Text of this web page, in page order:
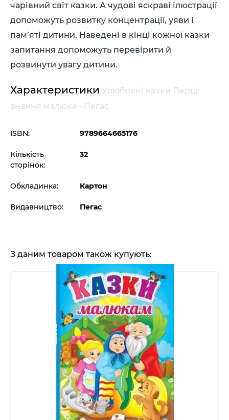
чарівний світ казки. А чудові яскраві ілюстрації
допоможуть розвитку концентрації, уяви і
пам’яті дитини. Наведені в кінці кожної казки
запитання допоможуть перевірити й
розвинути увагу дитини.
Характеристики Улюблені казки Перші
знання малюка - Пегас
ISBN: 9789664665176
Кількість
сторінок:
32
Обкладинка: Картон
Видавництво: Пегас
З даним товаром також купують: